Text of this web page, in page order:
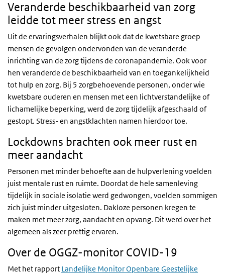
Veranderde beschikbaarheid van zorg
leidde tot meer stress en angst
Uit de ervaringsverhalen blijkt ook dat de kwetsbare groep
mensen de gevolgen ondervonden van de veranderde
inrichting van de zorg tijdens de coronapandemie. Ook voor
hen veranderde de beschikbaarheid van en toegankelijkheid
tot hulp en zorg. Bij 5 zorgbehoevende personen, onder wie
kwetsbare ouderen en mensen met een lichtverstandelijke of
lichamelijke beperking, werd de zorg tijdelijk afgeschaald of
gestopt. Stress- en angstklachten namen hierdoor toe.
Lockdowns brachten ook meer rust en
meer aandacht
Personen met minder behoefte aan de hulpverlening voelden
juist mentale rust en ruimte. Doordat de hele samenleving
tijdelijk in sociale isolatie werd gedwongen, voelden sommigen
zich juist minder uitgesloten. Dakloze personen kregen te
maken met meer zorg, aandacht en opvang. Dit werd over het
algemeen als zeer prettig ervaren.
Over de OGGZ-monitor COVID-19
Met het rapport Landelijke Monitor Openbare Geestelijke